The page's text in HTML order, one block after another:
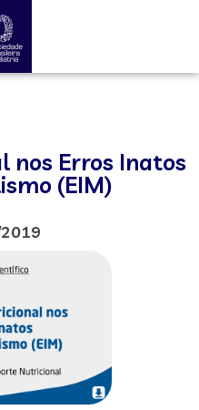
nos Erros Inatos
(EIM)